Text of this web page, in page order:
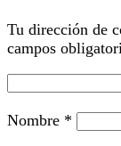
Tu dirección de
campos
Nombre *